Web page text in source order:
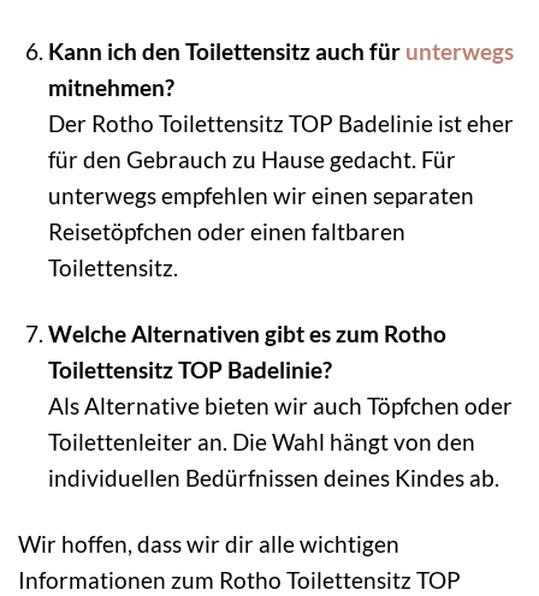
Kann ich den Toilettensitz auch für unterwegs
mitnehmen?
Der Rotho Toilettensitz TOP Badelinie ist eher
für den Gebrauch zu Hause gedacht. Für
unterwegs empfehlen wir einen separaten
Reisetöpfchen oder einen faltbaren
Toilettensitz.
Welche Alternativen gibt es zum Rotho
Toilettensitz TOP Badelinie?
Als Alternative bieten wir auch Töpfchen oder
Toilettenleiter an. Die Wahl hängt von den
individuellen Bedürfnissen deines Kindes ab.
Wir hoffen, dass wir dir alle wichtigen
Informationen zum Rotho Toilettensitz TOP